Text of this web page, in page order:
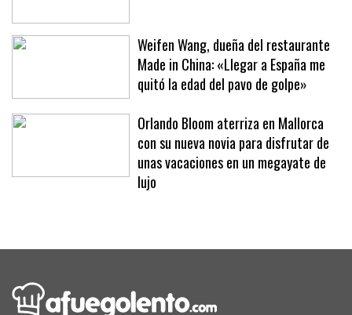
Weifen Wang, dueña del restaurante
Made in China: «Llegar a España me
quitó la edad del pavo de golpe»
Orlando Bloom aterriza en Mallorca
con su nueva novia para disfrutar de
unas vacaciones en un megayate de
lujo